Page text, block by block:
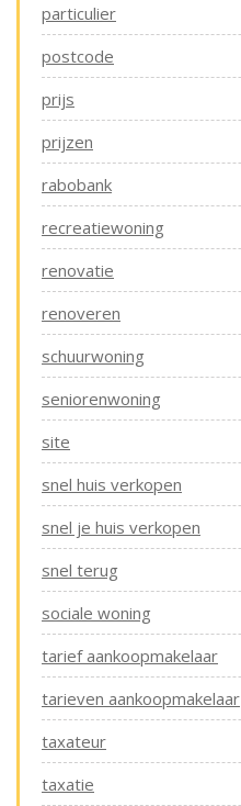
particulier
postcode
prijs
prijzen
rabobank
recreatiewoning
renovatie
renoveren
schuurwoning
seniorenwoning
site
snel huis verkopen
snel je huis verkopen
snel terug
sociale woning
tarief aankoopmakelaar
tarieven aankoopmakelaar
taxateur
taxatie